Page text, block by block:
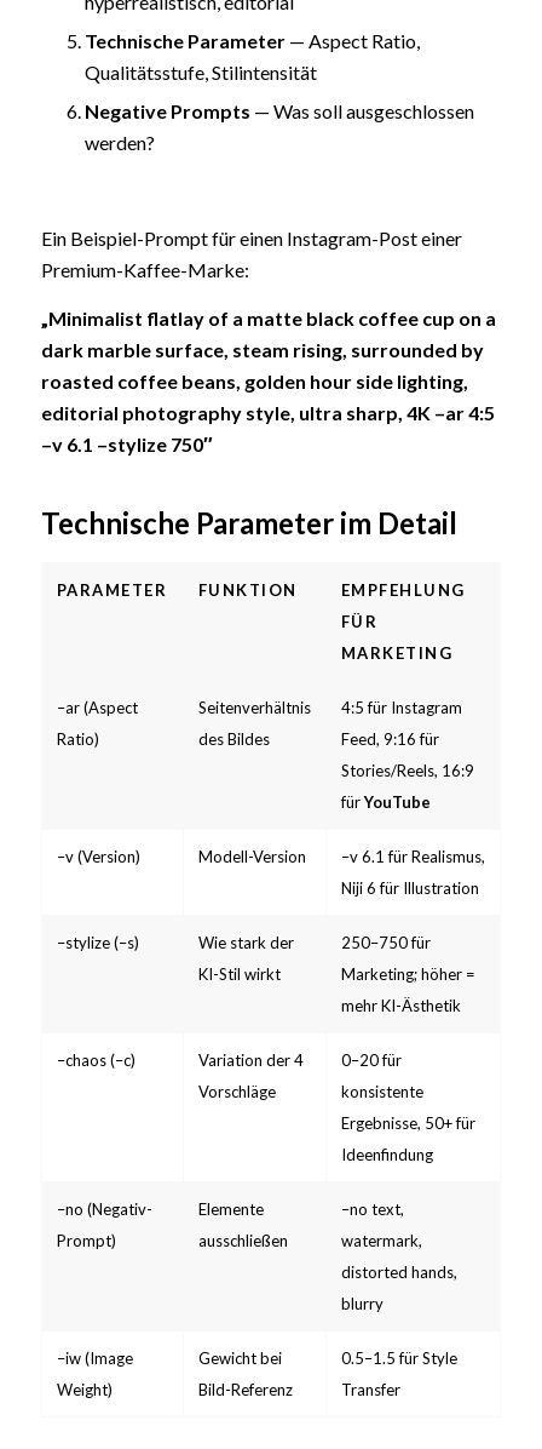
Technische Parameter— Aspect Ratio,
Qualitätsstufe, Stilintensität
Negative Prompts — Was soll ausgeschlossen
werden?
Ein Beispiel-Prompt für einen Instagram-Post einer
Premium-Kaffee-Marke:
„Minimalist flatlay of a matte black coffee cup on a
dark marble surface, steam rising, surrounded by
roasted coffee beans, golden hour side lighting,
editorial photography style, ultra sharp, 4K –ar 4:5
–v 6.1 –stylize 750″
Technische Parameter im Detail
PARAMETER FUNKTION
EMPFEHLUNG
FÜR
MARKETING
–ar (Aspect
Ratio)
Seitenverhältnis
des Bildes
4:5 für Instagram
Feed, 9:16 für
Stories/Reels, 16:9
fürYouTube
–v (Version) Modell-Version
–v 6.1 für Realismus,
Niji 6 für Illustration
–stylize (–s)
Wie stark der
KI-Stil wirkt
250–750 für
Marketing; höher =
mehr KI-Ästhetik
–chaos (–c)
Variation der 4
Vorschläge
0–20 für
konsistente
Ergebnisse, 50+ für
Ideenfindung
–no (Negativ-
Prompt)
Elemente
ausschließen
–no text,
watermark,
distorted hands,
blurry
–iw (Image
Weight)
Gewicht bei
Bild-Referenz
0.5–1.5 für Style
Transfer